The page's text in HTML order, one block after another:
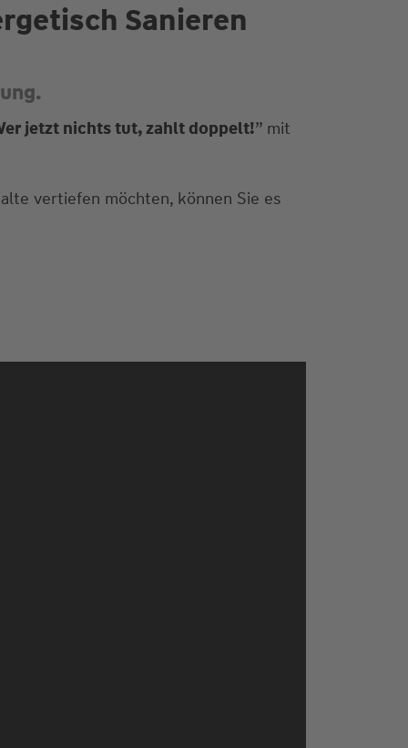
Sanieren
jetzt nichts tut, zahlt doppelt!” mit
vertiefen möchten, können Sie es